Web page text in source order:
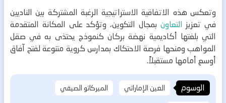
وتعكس هذه الاتفاقية الاستراتيجية الرغبة المشتركة بين الناديين
في تعزيز التعاون بمجال التكوين، وتؤكد على المكانة المتقدمة
التي بلغتها أكاديمية نهضة بركان كنموذج يحتذى به في صقل
المواهب ومنحها فرصة الاحتكاك بمدارس كروية متنوعة لفتح آفاق
أوسع أمامها مستقبلاً.
الوسوم العين الإماراتي
الميركاتو الصيفي